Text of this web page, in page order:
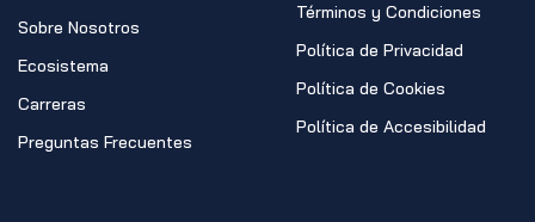
Sobre Nosotros
Ecosistema
Carreras
Preguntas Frecuentes
Términos y Condiciones
Política de Privacidad
Política de Cookies
Política de Accesibilidad